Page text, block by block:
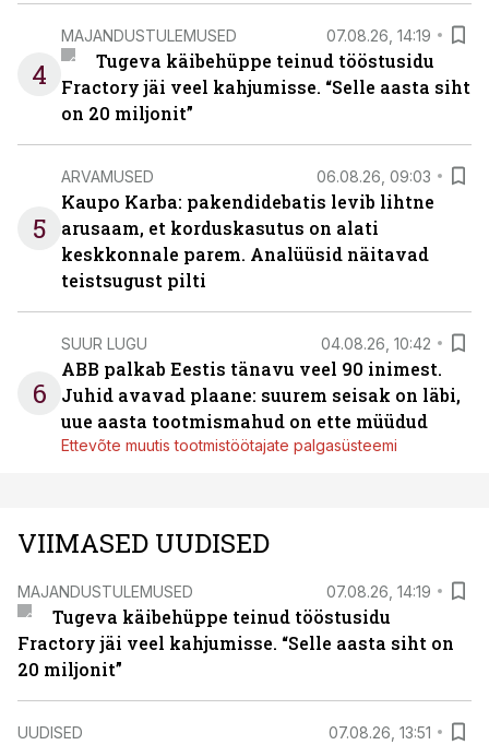
4
MAJANDUSTULEMUSED 07.08.26, 14:19
Tugeva käibehüppe teinud tööstusidu
Fractory jäi veel kahjumisse. “Selle aasta siht
on 20 miljonit”
5
ARVAMUSED 06.08.26, 09:03
Kaupo Karba: pakendidebatis levib lihtne
arusaam, et korduskasutus on alati
keskkonnale parem. Analüüsid näitavad
teistsugust pilti
6
SUUR LUGU 04.08.26, 10:42
ABB palkab Eestis tänavu veel 90 inimest.
Juhid avavad plaane: suurem seisak on läbi,
uue aasta tootmismahud on ette müüdud
Ettevõte muutis tootmistöötajate palgasüsteemi
VIIMASED UUDISED
MAJANDUSTULEMUSED 07.08.26, 14:19
Tugeva käibehüppe teinud tööstusidu
Fractory jäi veel kahjumisse. “Selle aasta siht on
20 miljonit”
UUDISED 07.08.26, 13:51